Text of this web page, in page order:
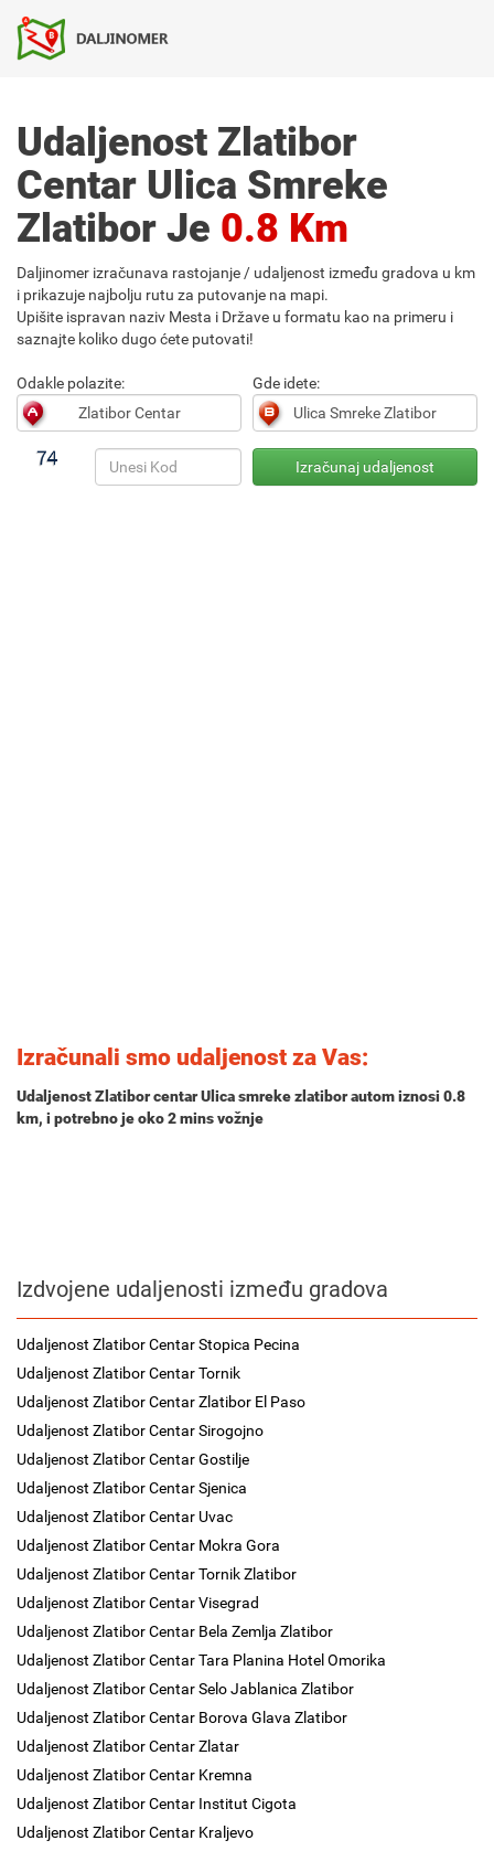
Udaljenost Zlatibor
Centar Ulica Smreke
Zlatibor Je 0.8 Km
Daljinomer izračunava rastojanje / udaljenost između gradova u km
i prikazuje najbolju rutu za putovanje na mapi.
Upišite ispravan naziv Mesta i Države u formatu kao na primeru i
saznajte koliko dugo ćete putovati!
Odakle polazite: Gde idete:
Izračunali smo udaljenost za Vas:
Udaljenost Zlatibor centar Ulica smreke zlatibor autom iznosi 0.8
km, i potrebno je oko2 minsvožnje
Izdvojene udaljenosti između gradova
Udaljenost Zlatibor Centar Stopica Pecina
Udaljenost Zlatibor Centar Tornik
Udaljenost Zlatibor Centar Zlatibor El Paso
Udaljenost Zlatibor Centar Sirogojno
Udaljenost Zlatibor Centar Gostilje
Udaljenost Zlatibor Centar Sjenica
Udaljenost Zlatibor Centar Uvac
Udaljenost Zlatibor Centar Mokra Gora
Udaljenost Zlatibor Centar Tornik Zlatibor
Udaljenost Zlatibor Centar Visegrad
Udaljenost Zlatibor Centar Bela Zemlja Zlatibor
Udaljenost Zlatibor Centar Tara Planina Hotel Omorika
Udaljenost Zlatibor Centar Selo Jablanica Zlatibor
Udaljenost Zlatibor Centar Borova Glava Zlatibor
Udaljenost Zlatibor Centar Zlatar
Udaljenost Zlatibor Centar Kremna
Udaljenost Zlatibor Centar Institut Cigota
Udaljenost Zlatibor Centar Kraljevo